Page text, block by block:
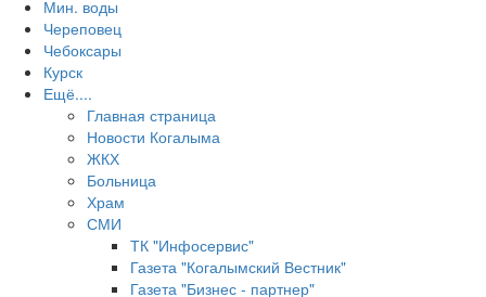
Мин. воды
Череповец
Чебоксары
Курск
Ещё....
Главная страница
Новости Когалыма
ЖКХ
Больница
Храм
СМИ
ТК "Инфосервис"
Газета "Когалымский Вестник"
Газета "Бизнес - партнер"